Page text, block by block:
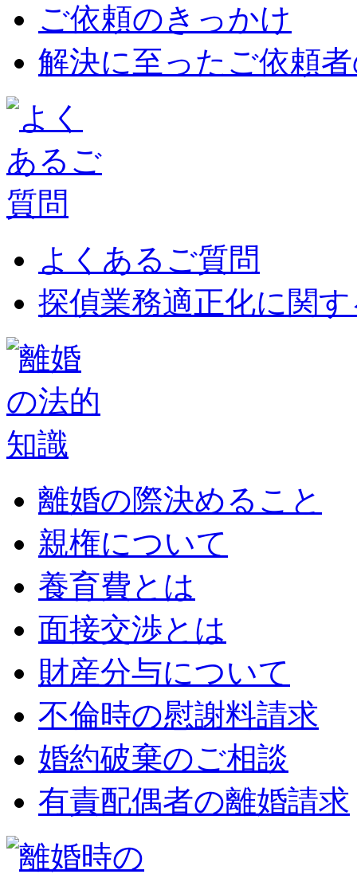
ご依頼のきっかけ
解決に至ったご依頼
よくあるご質問
探偵業務適正化に関
離婚の際決めること
親権について
養育費とは
面接交渉とは
財産分与について
不倫時の慰謝料請求
婚約破棄のご相談
有責配偶者の離婚請求